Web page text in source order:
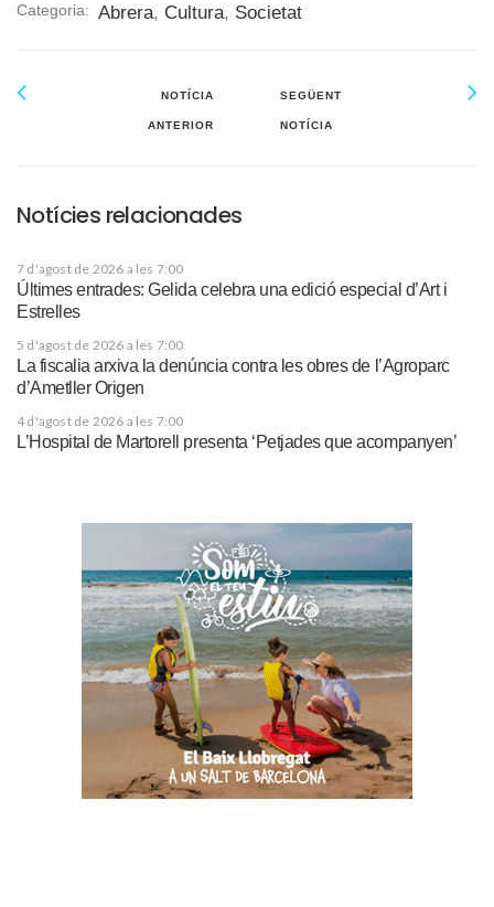
Categoria: Abrera, Cultura, Societat
NOTÍCIA
ANTERIOR
SEGÜENT
NOTÍCIA
Notícies relacionades
7 d'agost de 2026 a les 7:00
Últimes entrades: Gelida celebra una edició especial d’Art i
Estrelles
5 d'agost de 2026 a les 7:00
La fiscalia arxiva la denúncia contra les obres de l’Agroparc
d’Ametller Origen
4 d'agost de 2026 a les 7:00
L’Hospital de Martorell presenta ‘Petjades que acompanyen’